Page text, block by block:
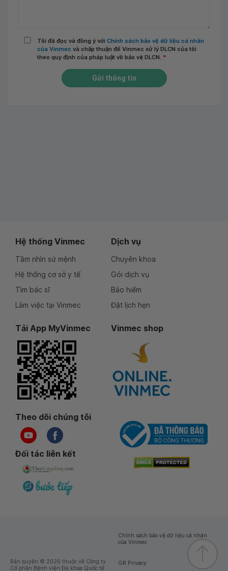
Tôi đã đọc và đồng ý với Chính sách bảo vệ dữ liệu cá nhân
của Vinmec và chấp thuận để Vinmec xử lý DLCN của tôi
theo quy định của pháp luật về bảo vệ DLCN. *
Gửi thông tin
Hệ thống Vinmec
Tầm nhìn sứ mệnh
Hệ thống cơ sở y tế
Tìm bác sĩ
Làm việc tại Vinmec
Dịch vụ
Chuyên khoa
Gói dịch vụ
Bảo hiểm
Đặt lịch hẹn
Tải App MyVinmec Vinmec shop
Theo dõi chúng tôi
Đối tác liên kết
Bản quyền © 2026 thuộc về Công ty
Cổ phần Bệnh viện Đa khoa Quốc tế
Chính sách bảo vệ dữ liệu cá nhân
của Vinmec
GR Privacy